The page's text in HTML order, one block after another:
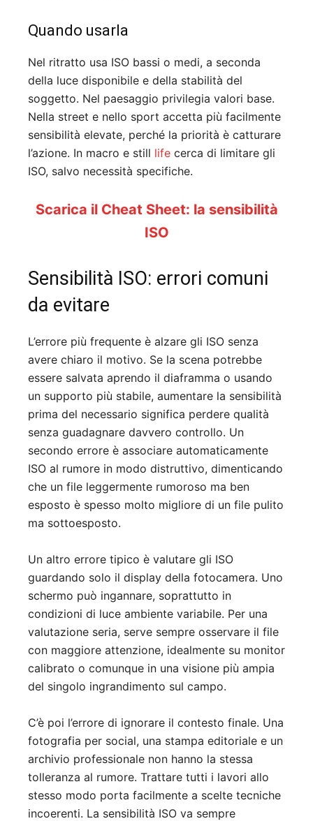
Quando usarla
Nel ritratto usa ISO bassi o medi, a seconda
della luce disponibile e della stabilità del
soggetto. Nel paesaggio privilegia valori base.
Nella street e nello sport accetta più facilmente
sensibilità elevate, perché la priorità è catturare
l’azione. In macro e still life cerca di limitare gli
ISO, salvo necessità specifiche.
Scarica il Cheat Sheet: la sensibilità
ISO
Sensibilità ISO: errori comuni
da evitare
L’errore più frequente è alzare gli ISO senza
avere chiaro il motivo. Se la scena potrebbe
essere salvata aprendo il diaframma o usando
un supporto più stabile, aumentare la sensibilità
prima del necessario significa perdere qualità
senza guadagnare davvero controllo. Un
secondo errore è associare automaticamente
ISO al rumore in modo distruttivo, dimenticando
che un file leggermente rumoroso ma ben
esposto è spesso molto migliore di un file pulito
ma sottoesposto.
Un altro errore tipico è valutare gli ISO
guardando solo il display della fotocamera. Uno
schermo può ingannare, soprattutto in
condizioni di luce ambiente variabile. Per una
valutazione seria, serve sempre osservare il file
con maggiore attenzione, idealmente su monitor
calibrato o comunque in una visione più ampia
del singolo ingrandimento sul campo.
C’è poi l’errore di ignorare il contesto finale. Una
fotografia per social, una stampa editoriale e un
archivio professionale non hanno la stessa
tolleranza al rumore. Trattare tutti i lavori allo
stesso modo porta facilmente a scelte tecniche
incoerenti. La sensibilità ISO va sempre